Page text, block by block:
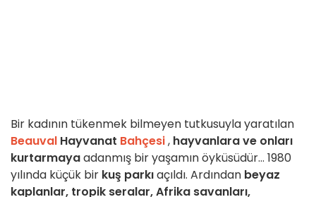
Bir kadının tükenmek bilmeyen tutkusuyla yaratılan
Beauval Hayvanat Bahçesi, hayvanlara ve onları
kurtarmayaadanmış bir yaşamın öyküsüdür... 1980
yılında küçük bir kuş parkıaçıldı. Ardından beyaz
kaplanlar, tropik seralar, Afrika savanları,